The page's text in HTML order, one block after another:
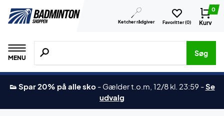
Ketcher rådgiver Favoritter (0)
0
Kurv
MENU
Søg efter produkter, mærker etc.
Søg
👟 Spar 20% på alle sko - Gælder t.o.m, 12/8 kl. 23:59 -Se
udvalg